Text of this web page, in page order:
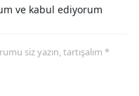
Trabzon
ve kabul ediyorum
siz yazın, tartışalım *